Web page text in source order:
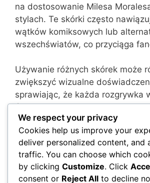
na dostosowanie Milesa
stylach. Te skórki często
wątków komiksowych lub
wszechświatów, co przyciąga
Używanie różnych skórek może
zwiększyć wizualne
sprawiając, że każda rozgrywka
świeża. Gracze mogą łatwo
dodając warstwę personalizacji
rozgrywki.
Ulepszone mechaniki
Edycja Ultimate zawiera
We respect your privacy
Cookies help us improve your
deliver personalized content, and
traffic. You can choose which
by clicking Customize. Click
consent or Reject All to decline